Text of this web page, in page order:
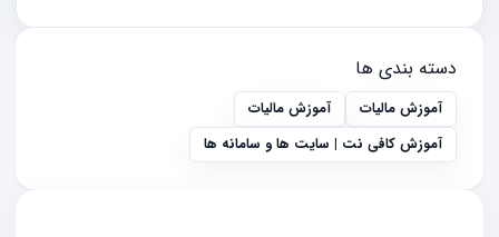
دسته بندی ها
آموزش مالیات
آموزش مالیات
آموزش کافی نت | سایت ها و سامانه ها